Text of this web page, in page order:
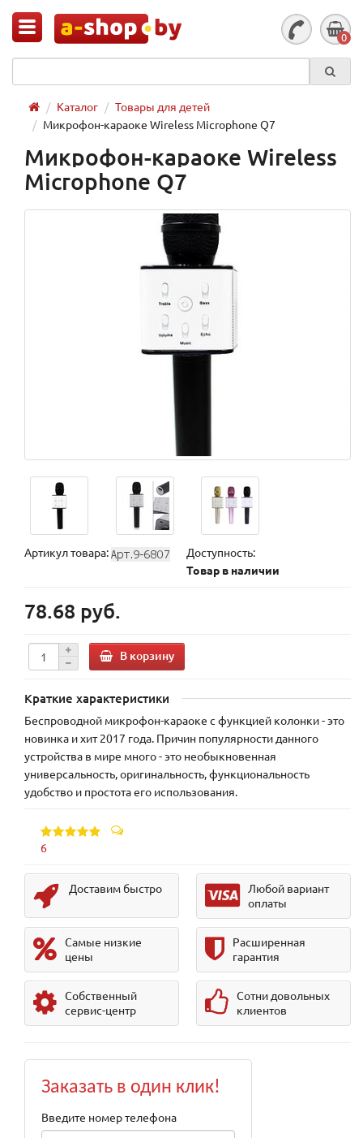
0
Каталог
Товары для детей
Микрофон-караоке Wireless Microphone Q7
Микрофон-караоке Wireless
Microphone Q7
Артикул товара:
Доступность:
Товар в наличии
78.68 руб.
В корзину
Краткие характеристики
Беспроводной микрофон-караоке с функцией колонки - это
новинка и хит 2017 года. Причин популярности данного
устройства в мире много - это необыкновенная
универсальность, оригинальность, функциональность
удобство и простота его использования.
6
Доставим быстро
Любой вариант
оплаты
Самые низкие
цены
Расширенная
гарантия
Собственный
сервис-центр
Сотни довольных
клиентов
Заказать в один клик!
Введите номер телефона